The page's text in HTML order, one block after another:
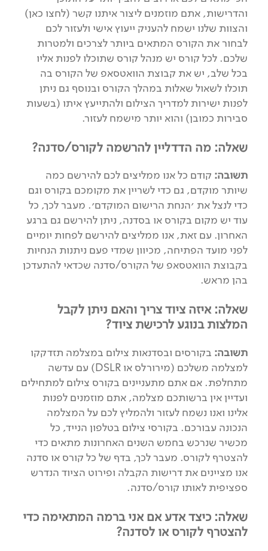
והדרישות, אתם מוזמנים ליצור איתנו קשר (לחצו כאן)
והצוות שלנו ישמח להעניק ייעוץ אישי ולעזור לכם
לבחור את הקורס המתאים ביותר לצרכים ולמטרות
שלכם. לכל קורס יש מנהל קורס שתוכלו לפנות אליו
בכל שלב, יש את קבוצת הוואטסאפ של הקורס בה
תוכלו לשאול שאלות במהלך הקורס ובנוסף גם ניתן
לפנות ישירות למדריך הצילום ולהתייעץ איתו (בשעות
סבירות כמובן) והוא יותר מישמח לעזור.
שאלה: מה הדדליין להרשמה לקורס/סדנה?
תשובה: קודם כל אנו ממליצים לכם להירשם כמה
שיותר מוקדם, גם כדי לשריין את מקומכם בקורס וגם
כדי לנצל את ׳הנחת הרישום המוקדם׳. מעבר לכך, כל
עוד יש מקום בקורס או בסדנה, ניתן להירשם גם ברגע
האחרון. עם זאת, אנו ממליצים להירשם לפחות יומיים
לפני מועד הפתיחה, מכיוון שמדי פעם ניתנות הנחיות
בקבוצת הוואטסאפ של הקורס/סדנה שכדאי להתעדכן
בהן מראש.
שאלה: איזה ציוד צריך והאם ניתן לקבל
המלצות בנוגע לרכישת ציוד?
תשובה: בקורסים ובסדנאות צילום במצלמה תזדקקו
למצלמה משלכם (מירורלס או DSLR) עם עדשה
מתחלפת. אם אתם מתעניינים בקורס צילום למתחילים
ועדיין אין ברשותכם מצלמה, אתם מוזמנים לפנות
אלינו ואנו נשמח לעזור ולהמליץ לכם על המצלמה
הנכונה עבורכם. בקורסי צילום בטלפון הנייד, כל
מכשיר שנרכש בחמש השנים האחרונות מתאים כדי
להצטרף לקורס. מעבר לכך, בדף של כל קורס או סדנה
אנו מציינים את דרישות הקבלה ופירוט הציוד הנדרש
ספציפית לאותו קורס/סדנה.
שאלה: כיצד אדע אם אני ברמה המתאימה כדי
להצטרף לקורס או לסדנה?